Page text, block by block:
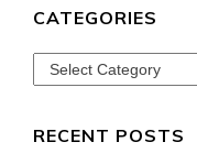
CATEGORIES
Categories
RECENT POSTS